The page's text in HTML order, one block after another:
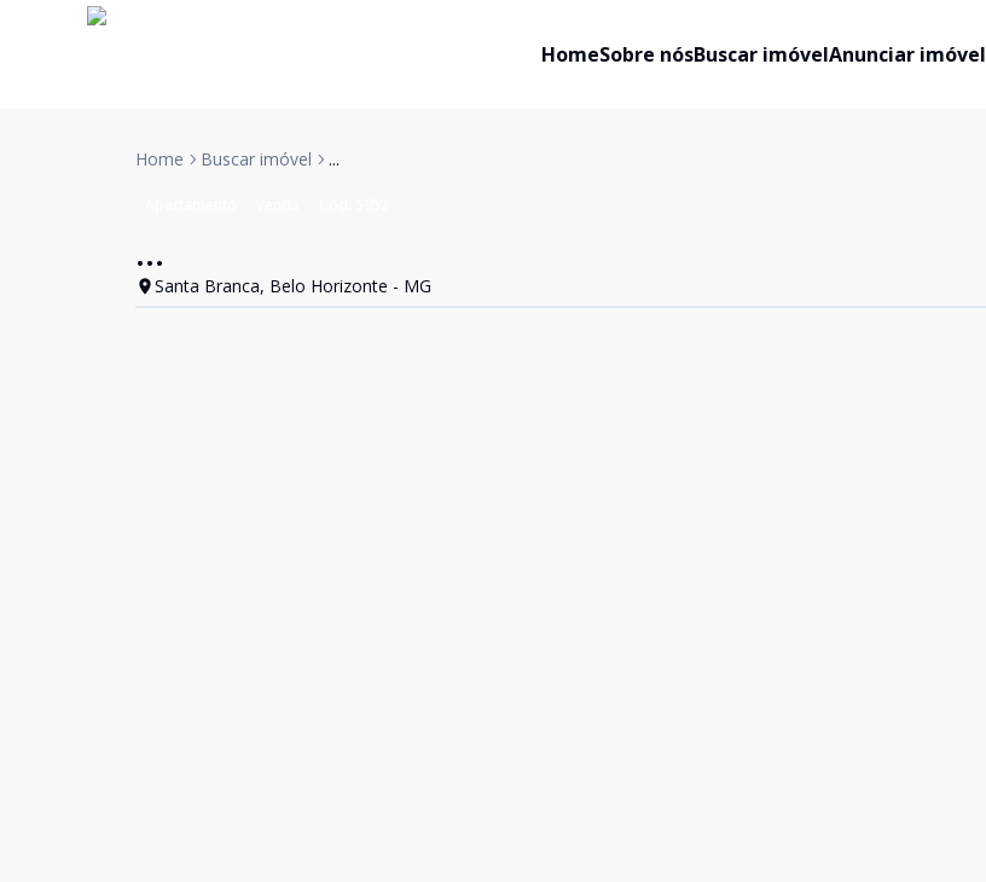
HomeSobre nósBuscar imóvelAnunciar imóvel
Home Buscar imóvel ...
...
Santa Branca, Belo Horizonte - MG